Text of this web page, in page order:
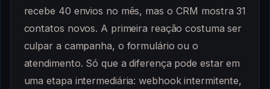
recebe 40 envios no mês, mas o CRM mostra 31
contatos novos. A primeira reação costuma ser
culpar a campanha, o formulário ou o
atendimento. Só que a diferença pode estar em
uma etapa intermediária: webhook intermitente,